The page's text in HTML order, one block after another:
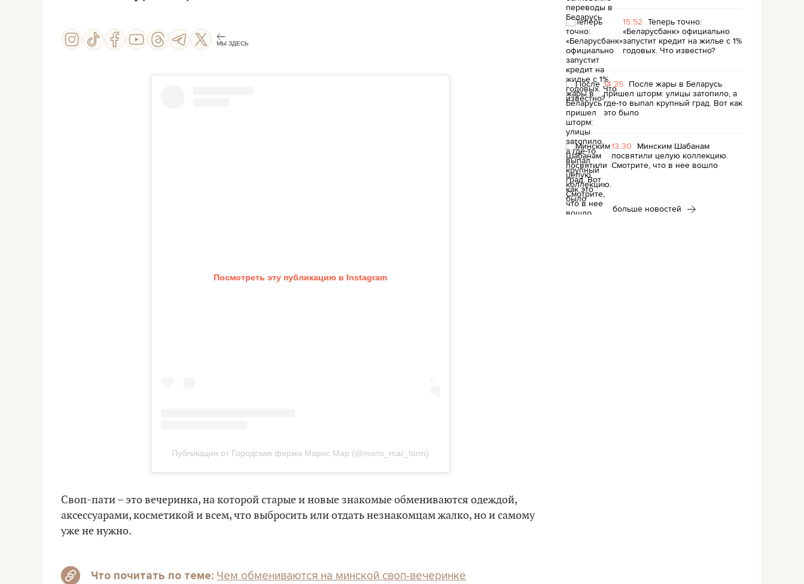
МЫ ЗДЕСЬ
Посмотреть эту публикацию в Instagram
Публикация от Городская ферма Марис Мар (@maris_mar_farm)
Своп-пати – это вечеринка, на которой старые и новые знакомые обмениваются одеждой,
аксессуарами, косметикой и всем, что выбросить или отдать незнакомцам жалко, но и самому
уже не нужно.
Что почитать по теме: Чем обмениваются на минской своп-вечеринке
15:52 Теперь точно:
«Беларусбанк» официально
запустит кредит на жилье с 1%
годовых. Что известно?
14:25 После жары в Беларусь
пришел шторм: улицы затопило, а
где-то выпал крупный град. Вот как
это было
13:30 Минским Шабанам
посвятили целую коллекцию.
Смотрите, что в нее вошло
больше новостей